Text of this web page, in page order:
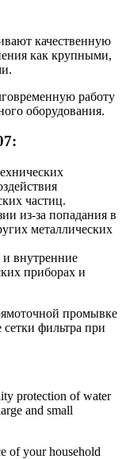
качественную
как крупными,
работу
оборудования.
частиц.
из-за попадания в
металлических
и внутренние
приборах и
промывке
фильтра при
protection of water
and small
of your household